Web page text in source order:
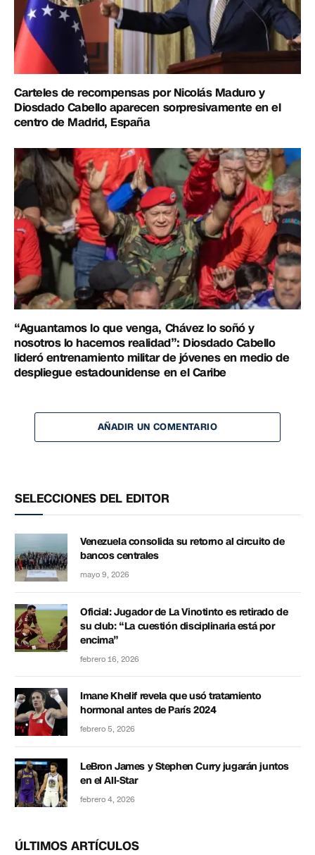
Carteles de recompensas por Nicolás Maduro y
Diosdado Cabello aparecen sorpresivamente en el
centro de Madrid, España
“Aguantamos lo que venga, Chávez lo soñó y
nosotros lo hacemos realidad”: Diosdado Cabello
lideró entrenamiento militar de jóvenes en medio de
despliegue estadounidense en el Caribe
AÑADIR UN COMENTARIO
SELECCIONES DEL EDITOR
Venezuela consolida su retorno al circuito de
bancos centrales
mayo 9, 2026
Oficial: Jugador de La Vinotinto es retirado de
su club: “La cuestión disciplinaria está por
encima”
febrero 16, 2026
Imane Khelif revela que usó tratamiento
hormonal antes de París 2024
febrero 5, 2026
LeBron James y Stephen Curry jugarán juntos
en el All-Star
febrero 4, 2026
ÚLTIMOS ARTÍCULOS